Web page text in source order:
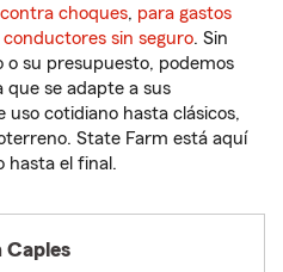
contra choques, para gastos
sin seguro. Sin
su presupuesto, podemos
se adapte a sus
uso cotidiano hasta clásicos,
State Farm está aquí
hasta el final.
Caples